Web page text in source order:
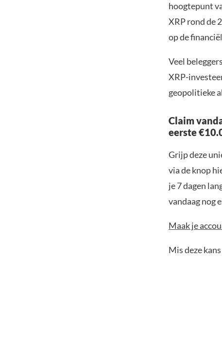
hoogtepunt
XRP rond de
op de
Veel
XRP-
geopolitieke
Claim
eerste
Grijp deze
via de knop
je 7 dagen
vandaag nog
Maak je
Mis deze